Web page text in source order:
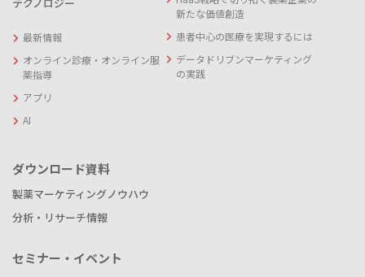
最新情報
オンライン診療・オンライン服
薬指導
アプリ
AI
新たな価値創造
患者中心の医療を実現するには
データドリブンマーケティング
の実践
ダウンロード資料
製薬マーケティングノウハウ
分析・リサーチ情報
セミナー・イベント